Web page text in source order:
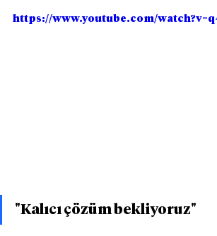
https://www.youtube.com/
"Kalıcı çözüm bekliyoruz"